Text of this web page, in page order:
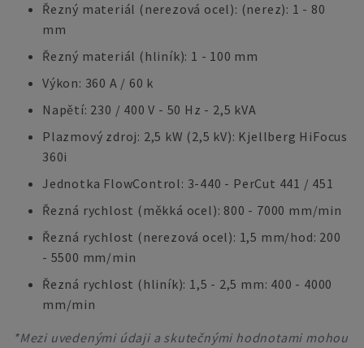
Řezný materiál (nerezová ocel): (nerez): 1 - 80
mm
Řezný materiál (hliník): 1 - 100 mm
Výkon: 360 A / 60 k
Napětí: 230 / 400 V - 50 Hz - 2,5 kVA
Plazmový zdroj: 2,5 kW (2,5 kV): Kjellberg HiFocus
360i
Jednotka FlowControl: 3-440 - PerCut 441 / 451
Řezná rychlost (měkká ocel): 800 - 7000 mm/min
Řezná rychlost (nerezová ocel): 1,5 mm/hod: 200
- 5500 mm/min
Řezná rychlost (hliník): 1,5 - 2,5 mm: 400 - 4000
mm/min
*Mezi uvedenými údaji a skutečnými hodnotami mohou